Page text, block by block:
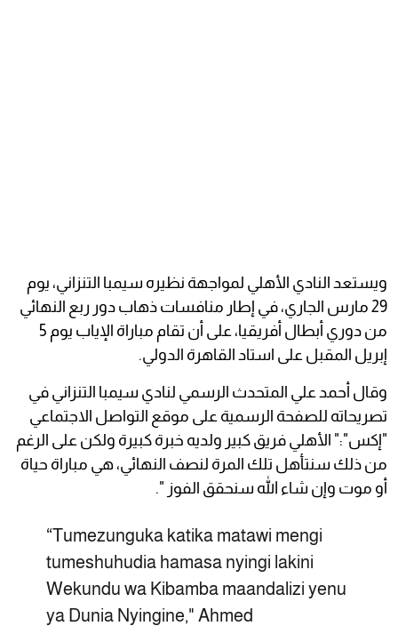
ويستعد النادي الأهلي لمواجهة نظيره سيمبا التنزاني، يوم
29 مارس الجاري، في إطار منافسات ذهاب دور ربع النهائي
من دوري أبطال أفريقيا، على أن تقام مباراة الإياب يوم 5
إبريل المقبل على استاد القاهرة الدولي.
وقال أحمد علي المتحدث الرسمي لنادي سيمبا التنزاني في
تصريحاته للصفحة الرسمية على موقع التواصل الاجتماعي
"إكس":" الأهلي فريق كبير ولديه خبرة كبيرة ولكن على الرغم
من ذلك سنتأهل تلك المرة لنصف النهائي، هي مباراة حياة
أو موت وإن شاء الله سنحقق الفوز ".
“Tumezunguka katika matawi mengi
tumeshuhudia hamasa nyingi lakini
Wekundu wa Kibamba maandalizi yenu
ya Dunia Nyingine," Ahmed